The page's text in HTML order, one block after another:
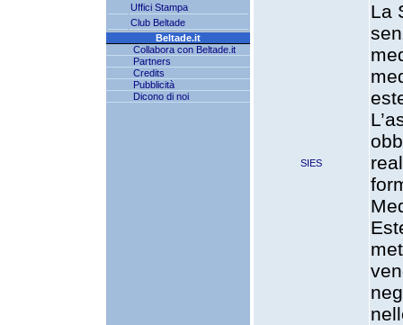
Uffici Stampa
Club Beltade
Beltade.it
Collabora con Beltade.it
Partners
Credits
Pubblicità
Dicono di noi
SIES
La